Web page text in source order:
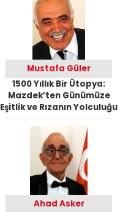
Mustafa Güler
1500 Yıllık Bir Ütopya:
Mazdek’ten Günümüze
Eşitlik ve Rızanın Yolculuğu
Ahad Asker